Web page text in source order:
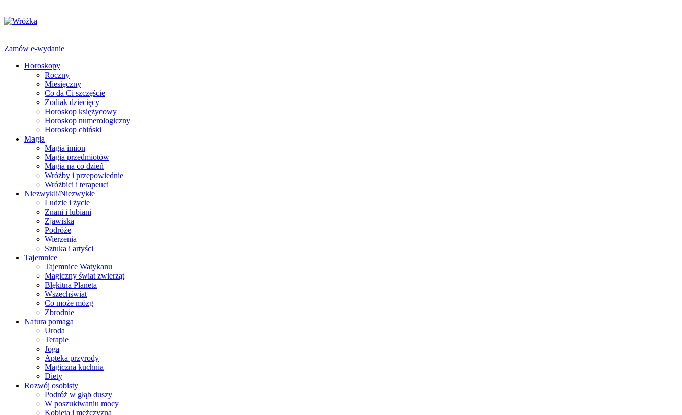
Zamów e-wydanie
Horoskopy
Roczny
Miesięczny
Co da Ci szczęście
Zodiak dziecięcy
Horoskop księżycowy
Horoskop numerologiczny
Horoskop chiński
Magia
Magia imion
Magia przedmiotów
Magia na co dzień
Wróżby i przepowiednie
Wróżbici i terapeuci
Niezwykli/Niezwykłe
Ludzie i życie
Znani i lubiani
Zjawiska
Podróże
Wierzenia
Sztuka i artyści
Tajemnice
Tajemnice Watykanu
Magiczny świat zwierząt
Błękitna Planeta
Wszechświat
Co może mózg
Zbrodnie
Natura pomaga
Uroda
Terapie
Joga
Apteka przyrody
Magiczna kuchnia
Diety
Rozwój osobisty
Podróż w głąb duszy
W poszukiwaniu mocy
Kobieta i mężczyzna